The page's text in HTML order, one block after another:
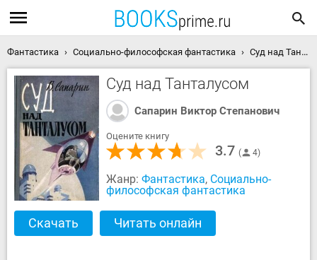
Фантастика Социально-философская фантастика Суд над Танталусом скачать книгу
Суд над Танталусом
Сапарин Виктор Степанович
Оцените книгу
3.7 4
Жанр: Фантастика, Социально-
философская фантастика
Скачать Читать онлайн